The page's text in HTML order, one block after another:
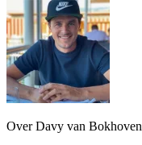
Over Davy van Bokhoven